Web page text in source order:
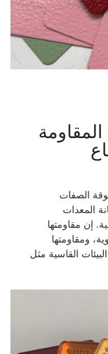
الصفات
المعدات
إن مقاومتها
ومقاومتها
القاسية مثل